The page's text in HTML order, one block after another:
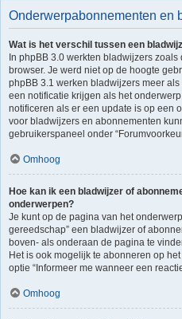
Onderwerpabonnementen en
Wat is het verschil tussen een
In phpBB 3.0 werkten bladwijzers
browser. Je werd niet op de hoogte
phpBB 3.1 werken bladwijzers meer
een notificatie krijgen als het
notificeren als er een update is op een
voor bladwijzers en abonnementen
gebruikerspaneel onder
Omhoog
Hoe kan ik een bladwijzer of
onderwerpen?
Je kunt op de pagina van het
gereedschap” een bladwijzer of
boven- als onderaan de pagina te
Het is ook mogelijk te abonneren op
optie “Informeer me wanneer een
Omhoog